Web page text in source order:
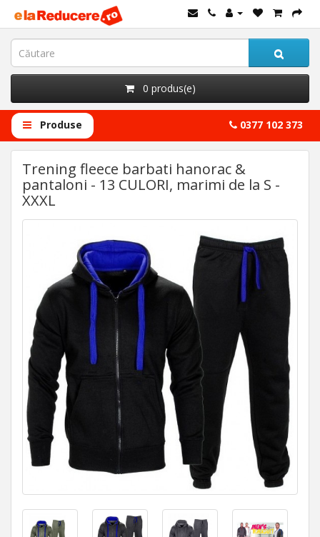
0 produs(e)
Produse 0377 102 373
Trening fleece barbati hanorac &
pantaloni - 13 CULORI, marimi de la S -
XXXL